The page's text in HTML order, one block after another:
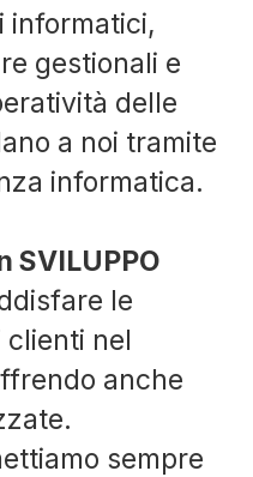
informatici,
gestionali e
delle
a noi tramite
informatica.
SVILUPPO
le
clienti nel
anche
sempre